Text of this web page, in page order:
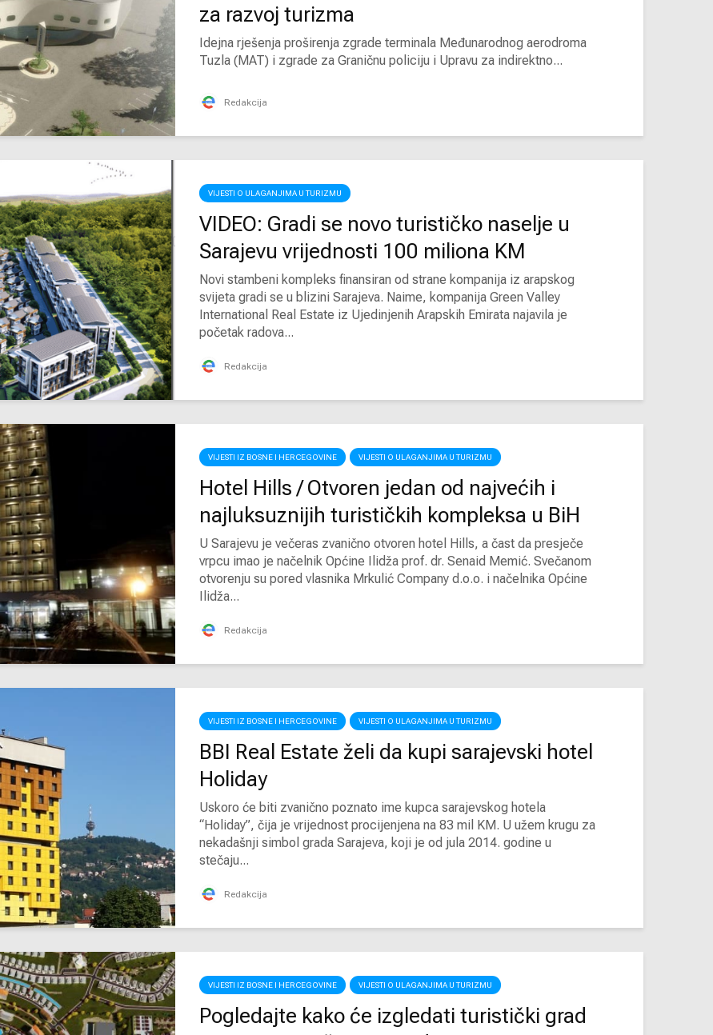
za razvoj turizma
Idejna rješenja proširenja zgrade terminala Međunarodnog aerodroma
Tuzla (MAT) i zgrade za Graničnu policiju i Upravu za indirektno...
Redakcija
VIJESTI O ULAGANJIMA U TURIZMU
VIDEO: Gradi se novo turističko naselje u
Sarajevu vrijednosti 100 miliona KM
Novi stambeni kompleks finansiran od strane kompanija iz arapskog
svijeta gradi se u blizini Sarajeva. Naime, kompanija Green Valley
International Real Estate iz Ujedinjenih Arapskih Emirata najavila je
početak radova...
Redakcija
VIJESTI IZ BOSNE I HERCEGOVINE VIJESTI O ULAGANJIMA U TURIZMU
Hotel Hills / Otvoren jedan od najvećih i
najluksuznijih turističkih kompleksa u BiH
U Sarajevu je večeras zvanično otvoren hotel Hills, a čast da presječe
vrpcu imao je načelnik Općine Ilidža prof. dr. Senaid Memić. Svečanom
otvorenju su pored vlasnika Mrkulić Company d.o.o. i načelnika Općine
Ilidža...
Redakcija
VIJESTI IZ BOSNE I HERCEGOVINE VIJESTI O ULAGANJIMA U TURIZMU
BBI Real Estate želi da kupi sarajevski hotel
Holiday
Uskoro će biti zvanično poznato ime kupca sarajevskog hotela
“Holiday”, čija je vrijednost procijenjena na 83 mil KM. U užem krugu za
nekadašnji simbol grada Sarajeva, koji je od jula 2014. godine u
stečaju...
Redakcija
VIJESTI IZ BOSNE I HERCEGOVINE VIJESTI O ULAGANJIMA U TURIZMU
Pogledajte kako će izgledati turistički grad